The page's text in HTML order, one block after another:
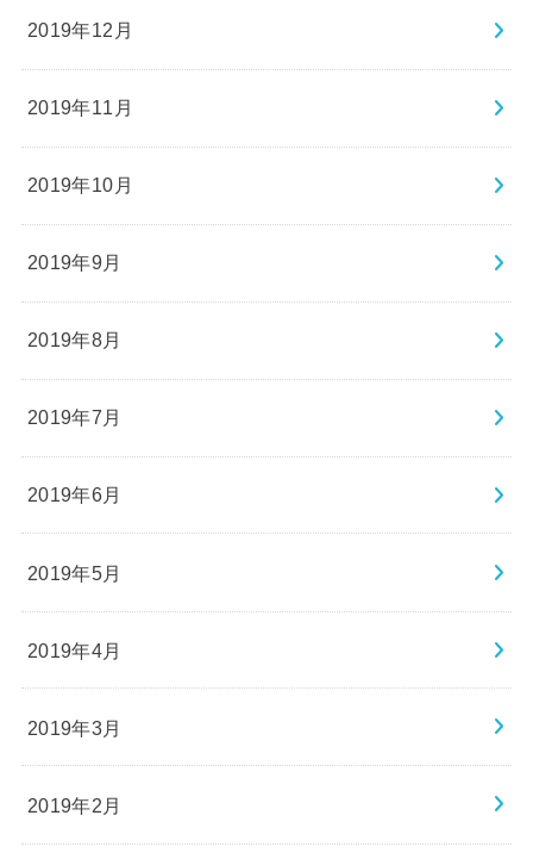
2019年12月
2019年11月
2019年10月
2019年9月
2019年8月
2019年7月
2019年6月
2019年5月
2019年4月
2019年3月
2019年2月